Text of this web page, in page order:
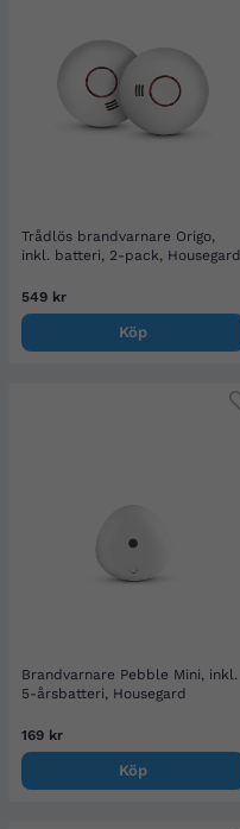
Trådlös brandvarnare Origo,
inkl. batteri, 2-pack, Housegard
549 kr
Köp
Brandvarnare Pebble Mini, inkl.
5-årsbatteri, Housegard
169 kr
Köp